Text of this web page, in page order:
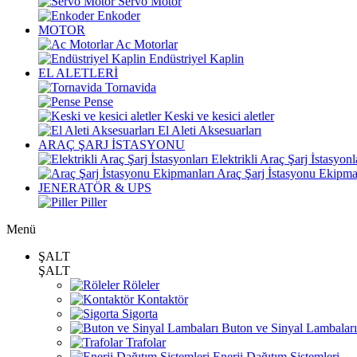
Enkoder
MOTOR
Ac Motorlar
Endüstriyel Kaplin
EL ALETLERİ
Tornavida
Pense
Keski ve kesici aletler
El Aleti Aksesuarları
ARAÇ ŞARJ İSTASYONU
Elektrikli Araç Şarj
Araç Şarj İstasyonu
JENERATÖR & UPS
Piller
Menü
ŞALT
ŞALT
Röleler
Kontaktör
Sigorta
Buton ve Sinyal Lambaları
Trafolar